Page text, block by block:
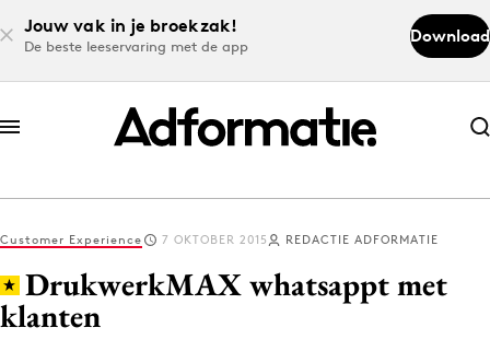
Jouw vak in je broekzak!
De beste leeservaring met de app
Download
Abonneer nu
Abonneer nu
Log in
Customer Experience 7 OKTOBER 2015 REDACTIE ADFORMATIE
DrukwerkMAX whatsappt met
klanten